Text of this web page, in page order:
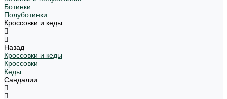
Ботинки
Полуботинки
Кроссовки и кеды
Назад
Кроссовки и кеды
Кроссовки
Кеды
Сандалии